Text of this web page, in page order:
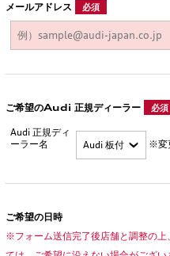
メールアドレス 必須
ご希望のAudi 正規ディーラー 必須
Audi 正規ディ
ーラー名
※変
ご希望の日時
※フォーム送信完了後店舗と調整の